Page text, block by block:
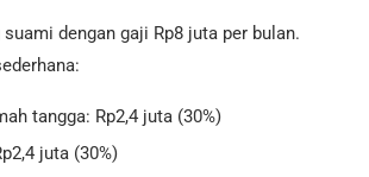
dengan gaji Rp8 juta per bulan.
tangga: Rp2,4 juta (30%)
juta (30%)